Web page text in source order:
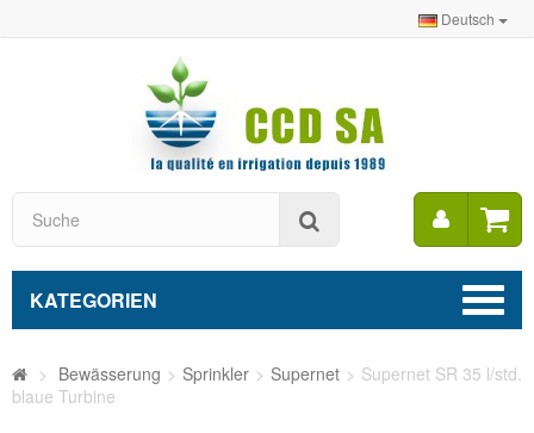
Deutsch
Mein
Konto
KATEGORIEN
> Bewässerung > Sprinkler > Supernet > Supernet SR 35 l/std.
blaue Turbine